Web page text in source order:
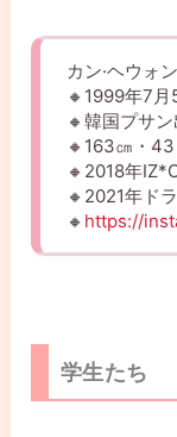
カン·ヘウォ
🔸1999年7
🔸韓国プサ
🔸163㎝・
🔸2018年
🔸2021年ド
🔸 https://
学生たち